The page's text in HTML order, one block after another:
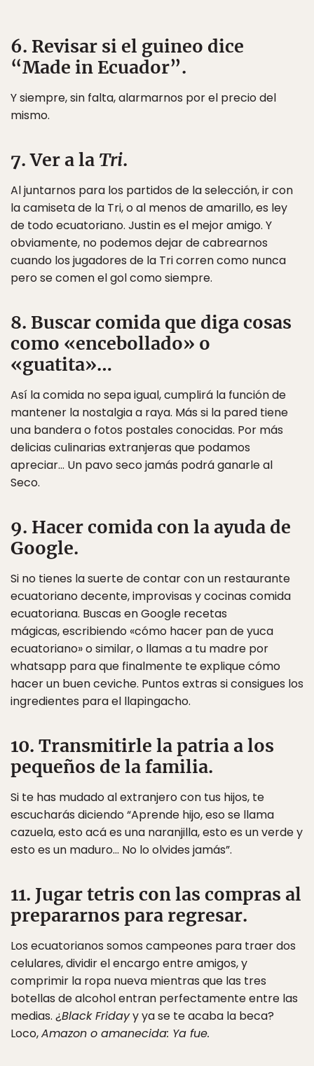
6. Revisar si el guineo dice
“Made in Ecuador”.
Y siempre, sin falta, alarmarnos por el precio del
mismo.
7. Ver a la Tri.
Al juntarnos para los partidos de la selección, ir con
la camiseta de la Tri, o al menos de amarillo, es ley
de todo ecuatoriano. Justin es el mejor amigo. Y
obviamente, no podemos dejar de cabrearnos
cuando los jugadores de la Tri corren como nunca
pero se comen el gol como siempre.
8. Buscar comida que diga cosas
como «encebollado» o
«guatita»…
Así la comida no sepa igual, cumplirá la función de
mantener la nostalgia a raya. Más si la pared tiene
una bandera o fotos postales conocidas. Por más
delicias culinarias extranjeras que podamos
apreciar… Un pavo seco jamás podrá ganarle al
Seco.
9. Hacer comida con la ayuda de
Google.
Si no tienes la suerte de contar con un restaurante
ecuatoriano decente, improvisas y cocinas comida
ecuatoriana. Buscas en Google recetas
mágicas, escribiendo «cómo hacer pan de yuca
ecuatoriano» o similar, o llamas a tu madre por
whatsapp para que finalmente te explique cómo
hacer un buen ceviche. Puntos extras si consigues los
ingredientes para el llapingacho.
10. Transmitirle la patria a los
pequeños de la familia.
Si te has mudado al extranjero con tus hijos, te
escucharás diciendo “Aprende hijo, eso se llama
cazuela, esto acá es una naranjilla, esto es un verde y
esto es un maduro… No lo olvides jamás”.
11. Jugar tetris con las compras al
prepararnos para regresar.
Los ecuatorianos somos campeones para traer dos
celulares, dividir el encargo entre amigos, y
comprimir la ropa nueva mientras que las tres
botellas de alcohol entran perfectamente entre las
medias. ¿Black Fridayy ya se te acaba la beca?
Loco,Amazon o amanecida: Ya fue.